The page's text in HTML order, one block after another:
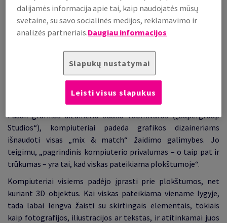
_________________
„[...] „MIX & MATCH“ DIZAINAS NUOSTABUS TUO, KAD ATNEŠA
DAUG LAIMINGŲ ATSITIKTINUMŲ.“
Jaako Tuomivara
Pasak grafikos dizainerio Jaako Tuomivaros („Supergroup
Studios“), kompiuteriai padeda grafikos dizaineriams
išnaudoti visas „mix & match“ žaidimo galimybes. Jo
teigimu, „pagrindinis kompiuterio privalumas – o taip pat ir
trūkumas – yra tai, kad viskas pateikiama plokštumoje“.
Kompiuteriai visiems padėjo įprasti prie plokštumos, net
kuriant 3D objektus. Kai viskas pateikiama viename lygyje,
tada labai lengva žaisti su skirtingais elementais, tokiais
kaip fotografijos, iliustracijos ar tekstas, ir atitinkamai juos
dalijamės informacija apie tai, kaip naudojatės mūsų
svetaine, su savo socialinės medijos, reklamavimo ir
analizės partneriais.Daugiau informacijos
Slapukų nustatymai
Leisti visus slapukus